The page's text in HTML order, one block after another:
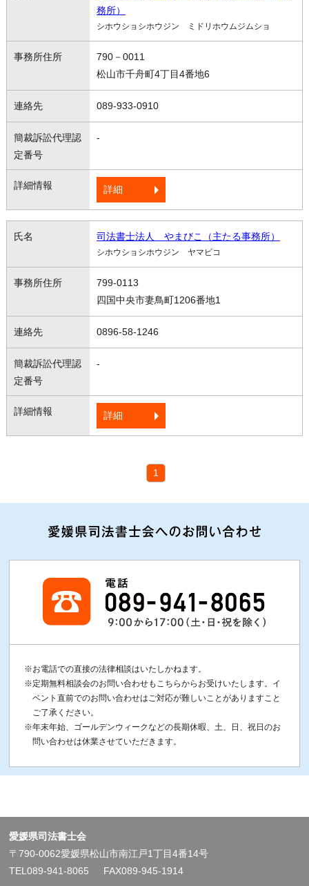
務所）
シホウショシホウジン ミドリホウムジムショ
790－0011
松山市千舟町4丁目4番地6
089-933-0910
-
詳細
司法書士法人 やまびこ（主たる事務所）
シホウショシホウジン ヤマビコ
799-0113
四国中央市妻鳥町1206番地1
0896-58-1246
-
詳細
1
お電話での直接の法律相談はいたしかねます。
定期無料相談会のお問い合わせもこちらからお受けいたします。イ
ベント直前でのお問い合わせはご対応が難しいことがありますこと
ご了承ください。
年末年始、ゴールデンウィークなどの長期休暇、土、日、祝日のお
問い合わせは休業させていただきます。
愛媛県司法書士会
〒790-0062愛媛県松山市南江戸1丁目4番14号
TEL089-941-8065
FAX089-945-1914